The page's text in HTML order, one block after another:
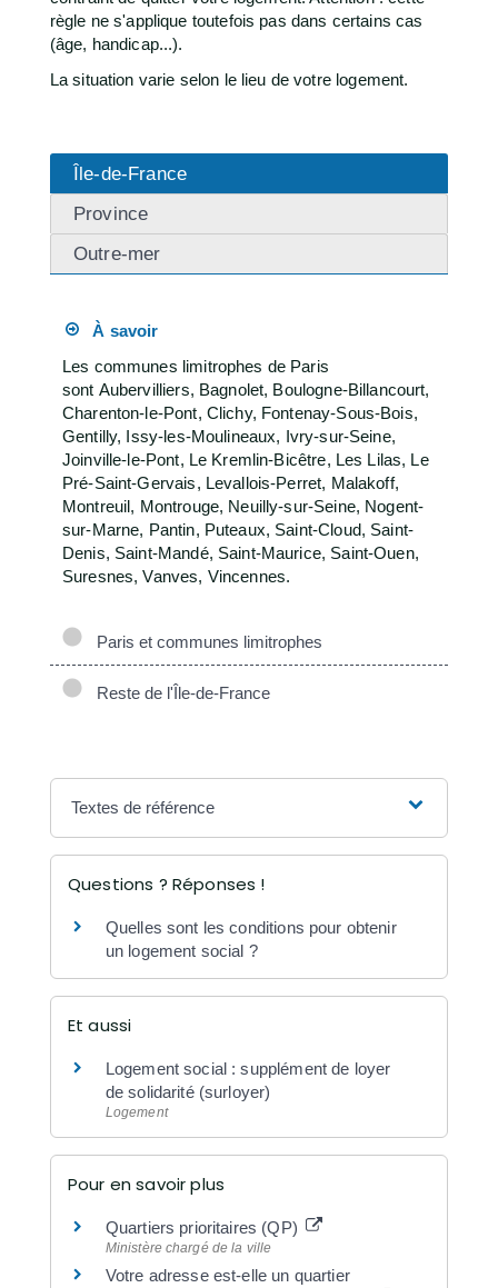
règle ne s'applique toutefois pas dans certains cas
(âge, handicap...).
La situation varie selon le lieu de votre logement.
Île-de-France
Province
Outre-mer
À savoir
Les communes limitrophes de Paris
sont Aubervilliers, Bagnolet, Boulogne-Billancourt,
Charenton-le-Pont, Clichy, Fontenay-Sous-Bois,
Gentilly, Issy-les-Moulineaux, Ivry-sur-Seine,
Joinville-le-Pont, Le Kremlin-Bicêtre, Les Lilas, Le
Pré-Saint-Gervais, Levallois-Perret, Malakoff,
Montreuil, Montrouge, Neuilly-sur-Seine, Nogent-
sur-Marne, Pantin, Puteaux, Saint-Cloud, Saint-
Denis, Saint-Mandé, Saint-Maurice, Saint-Ouen,
Suresnes, Vanves, Vincennes.
Paris et communes limitrophes
Reste de l'Île-de-France
Textes de référence
Questions ? Réponses !
Quelles sont les conditions pour obtenir
un logement social ?
Et aussi
Logement social : supplément de loyer
de solidarité (surloyer)
Logement
Pour en savoir plus
Quartiers prioritaires (QP)
Ministère chargé de la ville
Votre adresse est-elle un quartier